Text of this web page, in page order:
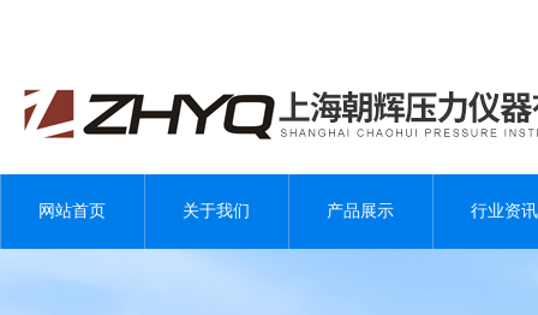
网站首页 关于我们 产品展示 行业资讯